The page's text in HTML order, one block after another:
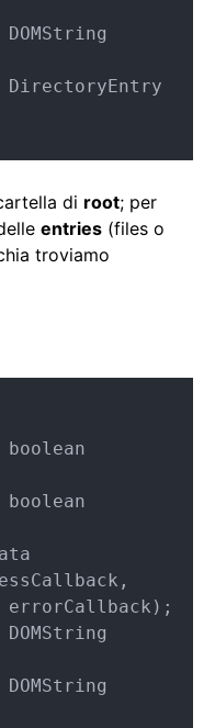
di root; per
entries (files o
troviamo
errorCallback);